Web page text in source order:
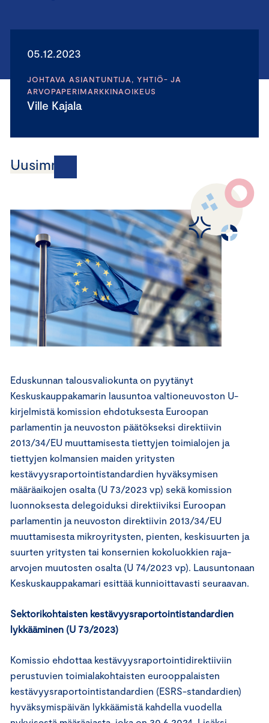
05.12.2023
JOHTAVA ASIANTUNTIJA, YHTIÖ- JA
ARVOPAPERIMARKKINAOIKEUS
Ville Kajala
Uusimmat
Eduskunnan talousvaliokunta on pyytänyt
Keskuskauppakamarin lausuntoa valtioneuvoston U-
kirjelmistä komission ehdotuksesta Euroopan
parlamentin ja neuvoston päätökseksi direktiivin
2013/34/EU muuttamisesta tiettyjen toimialojen ja
tiettyjen kolmansien maiden yritysten
kestävyysraportointistandardien hyväksymisen
määräaikojen osalta (U 73/2023 vp) sekä komission
luonnoksesta delegoiduksi direktiiviksi Euroopan
parlamentin ja neuvoston direktiivin 2013/34/EU
muuttamisesta mikroyritysten, pienten, keskisuurten ja
suurten yritysten tai konsernien kokoluokkien raja-
arvojen muutosten osalta (U 74/2023 vp). Lausuntonaan
Keskuskauppakamari esittää kunnioittavasti seuraavan.
Sektorikohtaisten kestävyysraportointistandardien
lykkääminen (U 73/2023)
Komissio ehdottaa kestävyysraportointidirektiiviin
perustuvien toimialakohtaisten eurooppalaisten
kestävyysraportointistandardien (ESRS-standardien)
hyväksymispäivän lykkäämistä kahdella vuodella